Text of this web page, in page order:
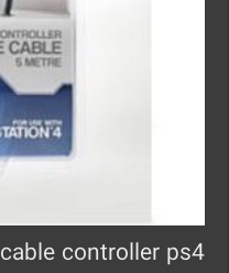
cable controller ps4